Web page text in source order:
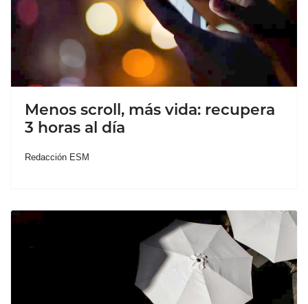
Menos scroll, más vida: recupera
3 horas al día
Redacción ESM